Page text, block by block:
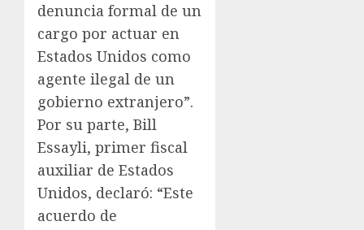
denuncia formal de un
cargo por actuar en
Estados Unidos como
agente ilegal de un
gobierno extranjero”.
Por su parte, Bill
Essayli, primer fiscal
auxiliar de Estados
Unidos, declaró: “Este
acuerdo de